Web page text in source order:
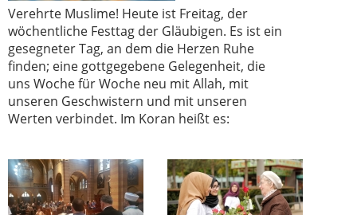
Verehrte Muslime! Heute ist Freitag, der
wöchentliche Festtag der Gläubigen. Es ist ein
gesegneter Tag, an dem die Herzen Ruhe
finden; eine gottgegebene Gelegenheit, die
uns Woche für Woche neu mit Allah, mit
unseren Geschwistern und mit unseren
Werten verbindet. Im Koran heißt es: